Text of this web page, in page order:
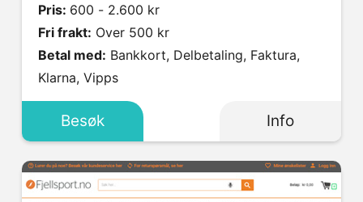
Pris: 600 - 2.600 kr
Fri frakt: Over 500 kr
Betal med:
Klarna, Vipps
Besøk Info